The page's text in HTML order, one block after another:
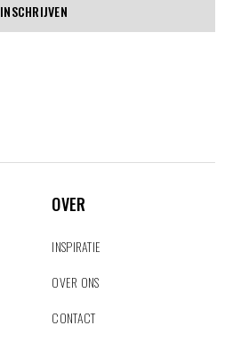
INSCHRIJVEN
OVER
INSPIRATIE
OVER ONS
CONTACT